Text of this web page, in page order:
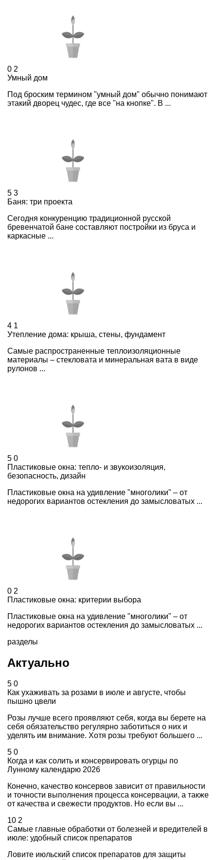
0 2
Умный дом
Под броским термином "умный дом" обычно понимают
этакий дворец чудес, где все "на кнопке". В ...
5 3
Баня: три проекта
Сегодня конкуренцию традиционной русской
бревенчатой бане составляют постройки из бруса и
каркасные ...
4 1
Утепление дома: крыша, стены, фундамент
Самые распространенные теплоизоляционные
материалы – стекловата и минеральная вата в виде
рулонов ...
5 0
Пластиковые окна: тепло- и звукоизоляция,
безопасность, дизайн
Пластиковые окна на удивление "многолики" – от
недорогих вариантов остекления до замысловатых ...
0 2
Пластиковые окна: критерии выбора
Пластиковые окна на удивление "многолики" – от
недорогих вариантов остекления до замысловатых ...
разделы
Актуально
5 0
Как ухаживать за розами в июле и августе, чтобы
пышно цвели
Розы лучше всего проявляют себя, когда вы берете на
себя обязательство регулярно заботиться о них и
уделять им внимание. Хотя розы требуют большего ...
5 0
Когда и как солить и консервировать огурцы по
Лунному календарю 2026
Конечно, качество консервов зависит от правильности
и точности выполнения процесса консервации, а также
от качества и свежести продуктов. Но если вы ...
10 2
Самые главные обработки от болезней и вредителей в
июле: удобный список препаратов
Ловите июльский список препаратов для защиты